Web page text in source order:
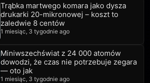
Trąbka martwego komara jako dysza
drukarki 20-mikronowej – koszt to
zaledwie 8 centów
1 miesiąc, 3 tygodnie ago
Miniwszechświat z 24 000 atomów
dowodzi, że czas nie potrzebuje zegara
— oto jak
1 miesiąc, 3 tygodnie ago